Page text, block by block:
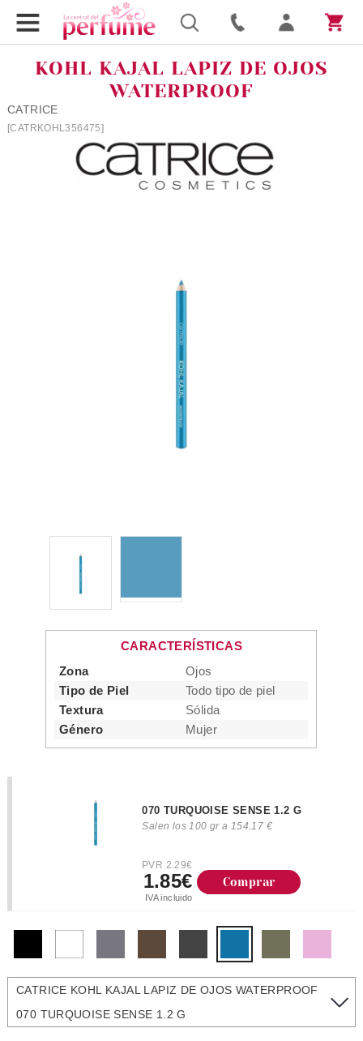
KOHL KAJAL LAPIZ DE OJOS
WATERPROOF
CATRICE
[CATRKOHL356475]
CARACTERÍSTICAS
Zona
Ojos
Tipo de Piel
Todo tipo de piel
Textura
Sólida
Género
Mujer
070 TURQUOISE SENSE 1.2 G
Salen los 100 gr a 154.17 €
PVR 2.29€
1.85€
IVA incluido
Comprar
CATRICE KOHL KAJAL LAPIZ DE OJOS WATERPROOF
070 TURQUOISE SENSE 1.2 G